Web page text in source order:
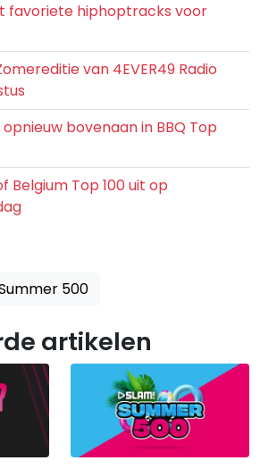
favoriete hiphoptracks voor
van 4EVER49 Radio
opnieuw bovenaan in BBQ Top
Belgium Top 100 uit op
500
artikelen